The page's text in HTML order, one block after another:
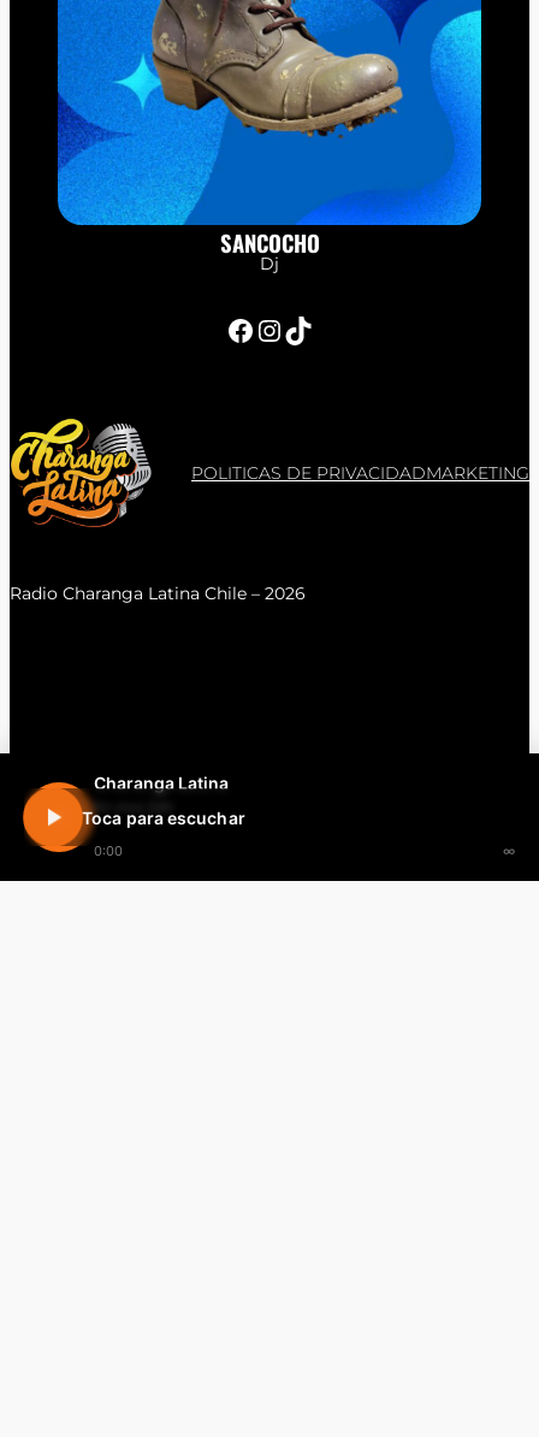
Charanga Latina
En vivo 24h
0:00 ∞
Toca para escuchar
SANCOCHO
Dj
Facebook InstagramTikTok
POLITICAS DE PRIVACIDADMARKETING
Radio Charanga Latina Chile – 2026